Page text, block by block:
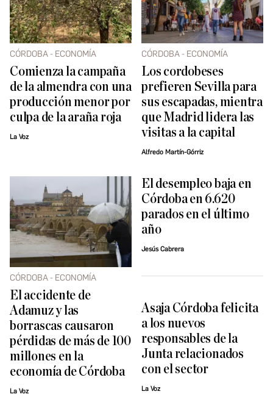
CÓRDOBA - ECONOMÍA
Comienza la campaña
de la almendra con una
producción menor por
culpa de la araña roja
La Voz
CÓRDOBA - ECONOMÍA
Los cordobeses
prefieren Sevilla para
sus escapadas, mientra
que Madrid lidera las
visitas a la capital
Alfredo Martín-Górriz
CÓRDOBA - ECONOMÍA
El accidente de
Adamuz y las
borrascas causaron
pérdidas de más de 100
millones en la
economía de Córdoba
La Voz
El desempleo baja en
Córdoba en 6.620
parados en el último
año
Jesús Cabrera
Asaja Córdoba felicita
a los nuevos
responsables de la
Junta relacionados
con el sector
La Voz